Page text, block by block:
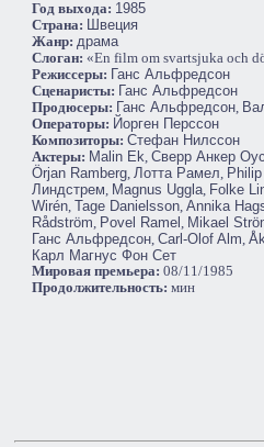
Год выхода: 1985
Cтрана: Швеция
Жанр: драма
Слоган: «En film om svartsjuka och
Режиссеры:
Ганс Альфредсон
Сценаристы:
Ганс Альфредсон
Продюсеры:
Ганс Альфредсон,
Операторы: Йорген Перссон
Композиторы: Стефан Нилссон
Актеры: Malin Ek, Сверр Анкер
Örjan Ramberg, Лотта Рамел,
Линдстрем, Magnus Uggla, Folke
Wirén, Tage Danielsson, Annika
Rådström, Povel Ramel , Mikael
Ганс Альфредсон, Carl-Olof Alm,
Карл Магнус Фон Сет
Мировая премьера: 08/11/1985
Продолжительность: мин